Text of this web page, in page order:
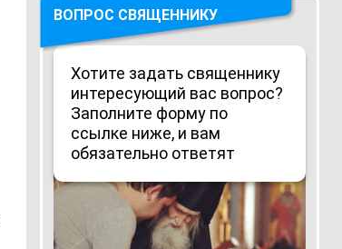
ВОПРОС СВЯЩЕННИКУ
Хотите задать священнику
интересующий вас вопрос?
Заполните форму по
ссылке ниже, и вам
обязательно ответят